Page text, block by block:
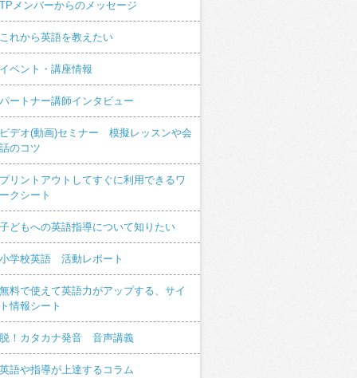
メンバーからのメッセージ
れから英語を教えたい
ベント・講座情報
ートナー講師インタビュー
デオ(動画)セミナー 模擬レッスンや会
のコツ
リントアウトしてすぐに利用できるワ
クシート
どもへの英語指導について知りたい
学校英語 活動レポート
料で使えて英語力がアップする、サイ
情報シート
！カタカナ発音 音声講義
語や指導が上達するコラム